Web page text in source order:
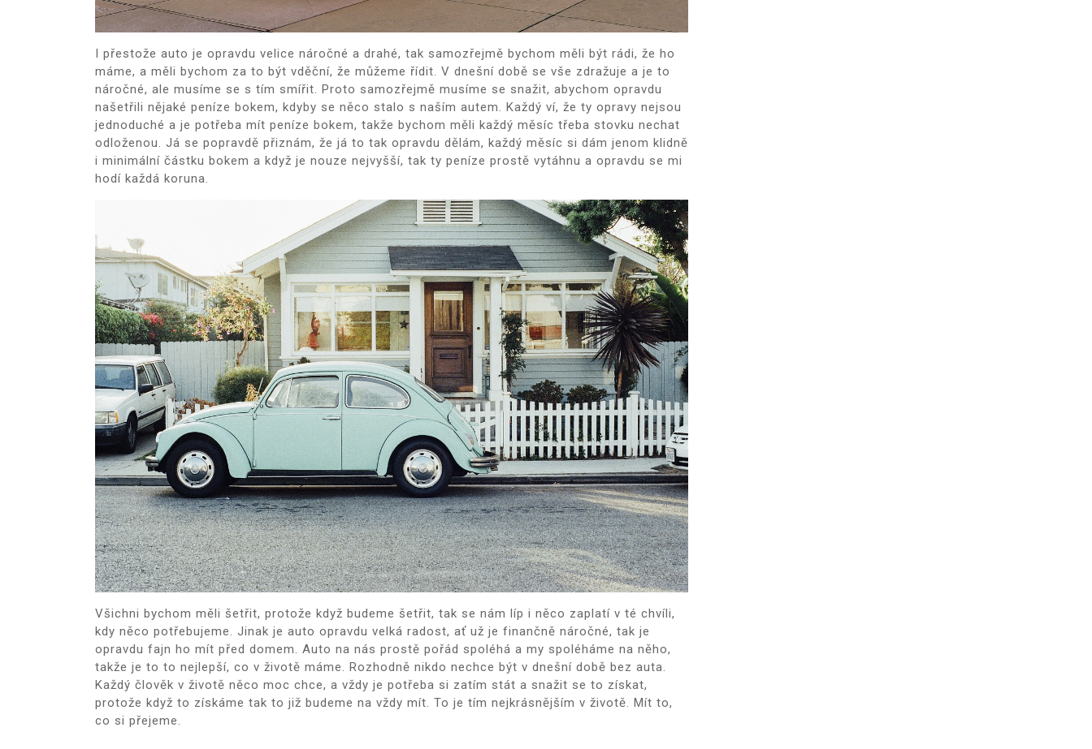
I přestože auto je opravdu velice náročné a drahé, tak samozřejmě bychom měli být rádi, že ho
máme, a měli bychom za to být vděční, že můžeme řídit. V dnešní době se vše zdražuje a je to
náročné, ale musíme se s tím smířit. Proto samozřejmě musíme se snažit, abychom opravdu
našetřili nějaké peníze bokem, kdyby se něco stalo s naším autem. Každý ví, že ty opravy nejsou
jednoduché a je potřeba mít peníze bokem, takže bychom měli každý měsíc třeba stovku nechat
odloženou. Já se popravdě přiznám, že já to tak opravdu dělám, každý měsíc si dám jenom klidně
i minimální částku bokem a když je nouze nejvyšší, tak ty peníze prostě vytáhnu a opravdu se mi
hodí každá koruna.
Všichni bychom měli šetřit, protože když budeme šetřit, tak se nám líp i něco zaplatí v té chvíli,
kdy něco potřebujeme. Jinak je auto opravdu velká radost, ať už je finančně náročné, tak je
opravdu fajn ho mít před domem. Auto na nás prostě pořád spoléhá a my spoléháme na něho,
takže je to to nejlepší, co v životě máme. Rozhodně nikdo nechce být v dnešní době bez auta.
Každý člověk v životě něco moc chce, a vždy je potřeba si zatím stát a snažit se to získat,
protože když to získáme tak to již budeme na vždy mít. To je tím nejkrásnějším v životě. Mít to,
co si přejeme.